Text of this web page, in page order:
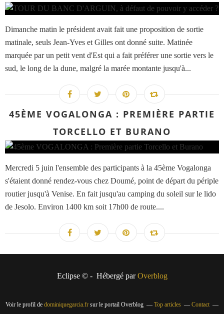
Dimanche matin le président avait fait une proposition de sortie
matinale, seuls Jean-Yves et Gilles ont donné suite. Matinée
marquée par un petit vent d'Est qui a fait préférer une sortie vers le
sud, le long de la dune, malgré la marée montante jusqu'à...
45ÈME VOGALONGA : PREMIÈRE PARTIE
TORCELLO ET BURANO
Mercredi 5 juin l'ensemble des participants à la 45ème Vogalonga
s'étaient donné rendez-vous chez Doumé, point de départ du périple
routier jusqu'à Venise. En fait jusqu'au camping du soleil sur le lido
de Jesolo. Environ 1400 km soit 17h00 de route....
Eclipse © - Hébergé parOverblog
Voir le profil de dominiquegarcia.fr sur le portail Overblog Top articles Contact